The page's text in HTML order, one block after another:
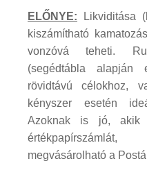
ELŐNYE: Likviditása
kiszámítható
vonzóvá teheti.
(segédtábla
rövidtávú célokhoz,
kényszer esetén
Azoknak is jó, akik
megvásárolható a